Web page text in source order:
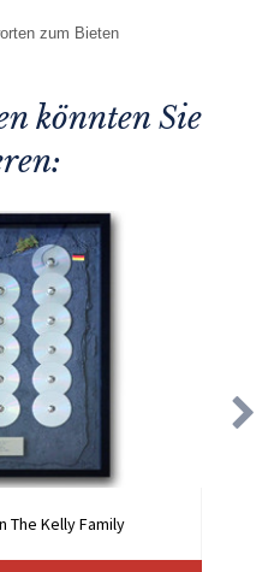
zum Bieten
könnten Sie
The Kelly Family